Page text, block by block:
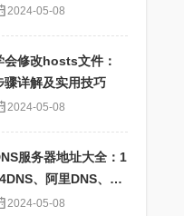
信息永久可用
2024-05-08
会修改hosts文件：
骤详解及实用技巧
2024-05-08
服务器地址大全：1
、阿里DNS、百
DNS、360DNS、Go
2024-05-08